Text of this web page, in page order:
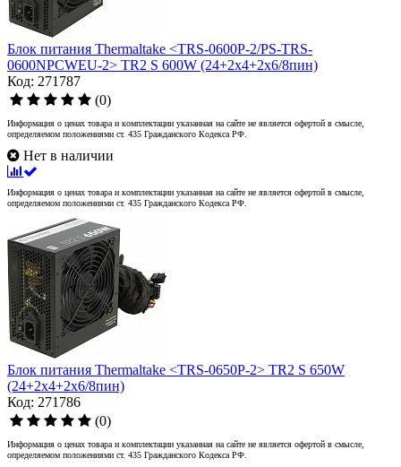
Блок питания Thermaltake <TRS-0600P-2/PS-TRS-
0600NPCWEU-2> TR2 S 600W (24+2x4+2х6/8пин)
Код: 271787
(0)
Информация о ценах товара и комплектации указанная на сайте не является офертой в смысле,
определяемом положениями ст. 435 Гражданского Кодекса РФ.
Нет в наличии
Информация о ценах товара и комплектации указанная на сайте не является офертой в смысле,
определяемом положениями ст. 435 Гражданского Кодекса РФ.
Блок питания Thermaltake <TRS-0650P-2> TR2 S 650W
(24+2x4+2х6/8пин)
Код: 271786
(0)
Информация о ценах товара и комплектации указанная на сайте не является офертой в смысле,
определяемом положениями ст. 435 Гражданского Кодекса РФ.